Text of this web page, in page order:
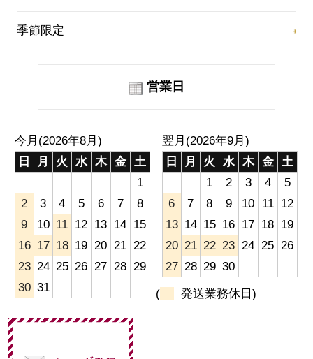
季節限定
営業日
今月(2026年8月)
日
月 火 水 木 金 土
1
2
3 4 5 6 7
8
9
10 11 12 13 14 15
16 17 18 19 20 21 22
23 24 25 26 27 28 29
30 31
翌月(2026年9月)
日
月 火 水 木 金
土
1
2 3 4
5
6
7 8 9 10 11
12
13 14 15 16 17 18 19
20 21 22 23 24 25 26
27 28 29 30
( 発送業務休日)